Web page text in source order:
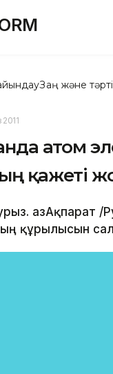
Заң және
атом
қажеті
ҚазАқпарат /
құрылысын